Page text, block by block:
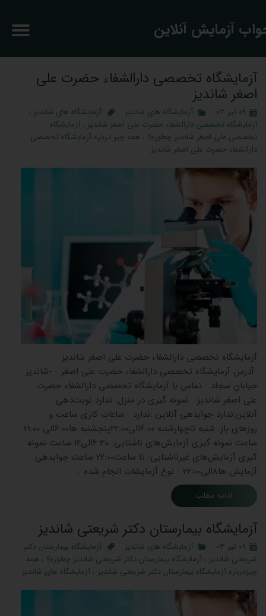
آزمایش آنلاین
آزمایشگاه تخصصی دارالشفاء حضرت علی
اصغر شاندیز
۰۹ تیر ۰۳ آزمایشگاه های شاندیز آزمایشگاه های شاندیز ،
آزمایشگاه تخصصی دارالشفاء حضرت علی اصغر شاندیز ، آزمایشگاه
تخصصی علی اصغر شاندیز چطوره؟ ، همه چیز درباره آزمایشگاه تخصصی
دارالشفاء حضرت علی اصغر شاندیز
آزمایشگاه تخصصی دارالشفاء حضرت علی اصغر شاندیز
آدرس آزمایشگاه تخصصی دارالشفاء حضرت علی اصغر -شاندیز
خیابان سجاد تماس با آزمایشگاه تخصصی دارالشفاء حضرت
علی اصغر شاندیز نمونه گیری در منزل: ندارد نوبت‌دهی
آنلاین:ندارد جوابدهی آنلاین :ندارد ساعات کاری ساعت و
روزهای باز: شنبه تاچهارشنبه 6:00الی22:00پنجشنبه ها6:00الی 21:00
ساعت نمونه گیری آزمایش‌های ناشتایی: 6:30الی12 ساعت نمونه
گیری آزمایش‌های غیرناشتایی: تا ساعت22:00 ساعت جوابدهی
آزمایش ‌ها8الی22:00 نوع آزمایشات انجام شده …
ادامه مطلب
آزمایشگاه بیمارستان دکتر شریعتی شاندیز
۰۹ تیر ۰۳ آزمایشگاه های شاندیز
آزمایشگاه بیمارستان دکتر
شریعتی شاندیز ، آزمایشگاه بیمارستان دکتر شریعتی شاندیز چطوره؟ ، همه
چیزدرباره آزمایشگاه بیمارستان دکتر شریعتی شاندیز ، آزمایشگاه های شاندیز